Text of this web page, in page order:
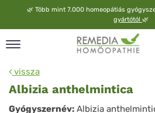
🌿 Több mint 7.000 homeopátiás
gyártótól 🌿
vissza
Albizia anthelmintica
Gyógyszernév: Albizia